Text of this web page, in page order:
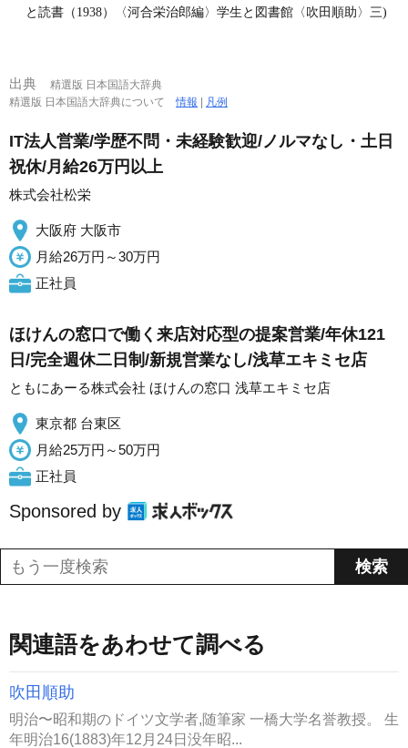
と読書（1938）〈河合栄治郎編〉学生と図書館〈吹田順助〉三)
出典
精選版 日本国語大辞典
精選版 日本国語大辞典について情報 | 凡例
IT法人営業/学歴不問・未経験歓迎/ノルマなし・土日
祝休/月給26万円以上
株式会社松栄
大阪府 大阪市
月給26万円～30万円
正社員
ほけんの窓口で働く来店対応型の提案営業/年休121
日/完全週休二日制/新規営業なし/浅草エキミセ店
ともにあーる株式会社 ほけんの窓口 浅草エキミセ店
東京都 台東区
月給25万円～50万円
正社員
Sponsored by
関連語をあわせて調べる
吹田順助
明治〜昭和期のドイツ文学者,随筆家 一橋大学名誉教授。 生
年明治16(1883)年12月24日没年昭...